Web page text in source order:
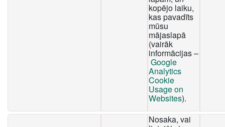
kopējo laiku,
kas pavadīts
mūsu
mājaslapā
(vairāk
informācijas –
Google
Analytics
Cookie
Usage on
Websites).
Nosaka, vai